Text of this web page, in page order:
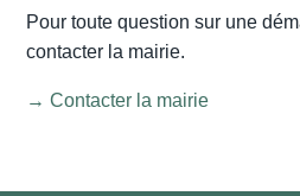
Pour toute question sur une
contacter la mairie.
→ Contacter la mairie